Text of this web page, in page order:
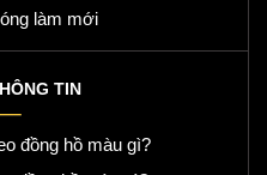
làm mới
TIN
đồng hồ màu gì?